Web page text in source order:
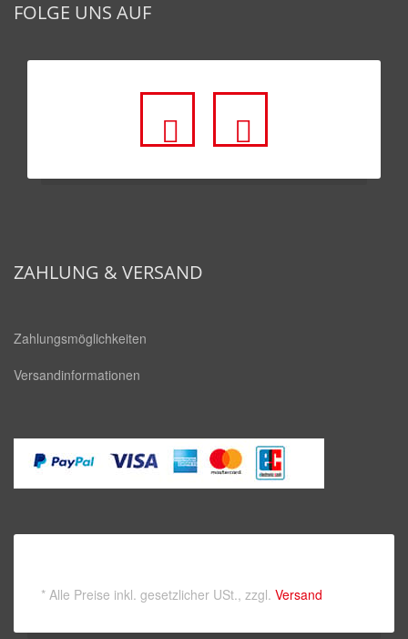
FOLGE UNS AUF
square
ZAHLUNG & VERSAND
Zahlungsmöglichkeiten
Versandinformationen
* Alle Preise inkl. gesetzlicher USt., zzgl. Versand